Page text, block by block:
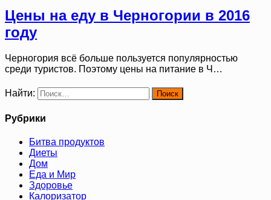
Цены на еду в Черногории в 2016
году
Черногория всё больше пользуется популярностью
среди туристов. Поэтому цены на питание в Ч…
Найти:
Рубрики
Битва продуктов
Диеты
Дом
Еда и Мир
Здоровье
Калоризатор